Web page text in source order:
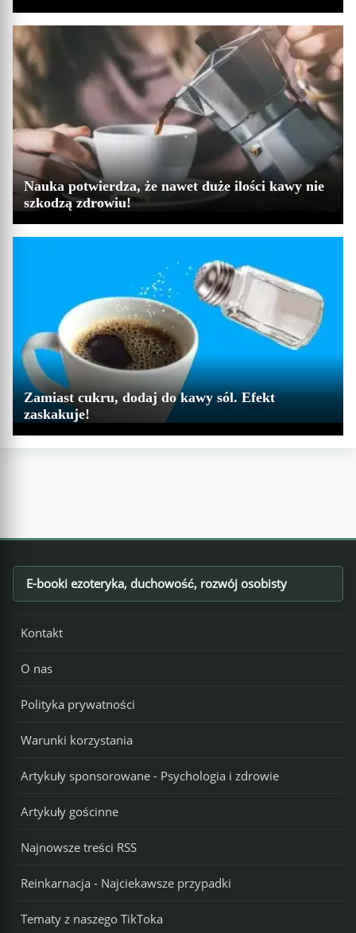
Nauka potwierdza, że nawet duże ilości kawy nie
szkodzą zdrowiu!
Zamiast cukru, dodaj do kawy sól. Efekt
zaskakuje!
Footer
E-booki ezoteryka, duchowość, rozwój osobisty
Kontakt
O nas
Polityka prywatności
Warunki korzystania
Artykuły sponsorowane - Psychologia i zdrowie
Artykuły gościnne
Najnowsze treści RSS
Reinkarnacja - Najciekawsze przypadki
Tematy z naszego TikToka